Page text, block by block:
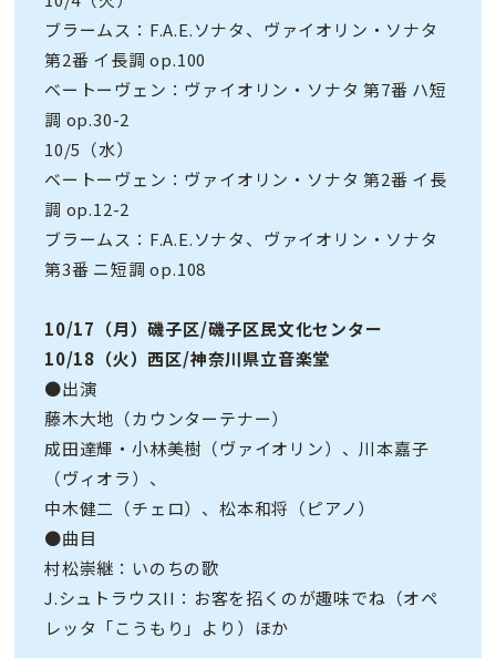
ブラームス：F.A.E.ソナタ、ヴァイオリン・ソナタ
第2番 イ長調 op.100
ベートーヴェン：ヴァイオリン・ソナタ 第7番 ハ短
調 op.30-2
10/5（水）
ベートーヴェン：ヴァイオリン・ソナタ 第2番 イ長
調 op.12-2
ブラームス：F.A.E.ソナタ、ヴァイオリン・ソナタ
第3番 ニ短調 op.108
10/17（月）磯子区/磯子区民文化センター
10/18（火）西区/神奈川県立音楽堂
●出演
藤木大地（カウンターテナー）
成田達輝・小林美樹（ヴァイオリン）、川本嘉子
（ヴィオラ）、
中木健二（チェロ）、松本和将（ピアノ）
●曲目
村松崇継：いのちの歌
J.シュトラウスII：お客を招くのが趣味でね（オペ
レッタ「こうもり」より）ほか